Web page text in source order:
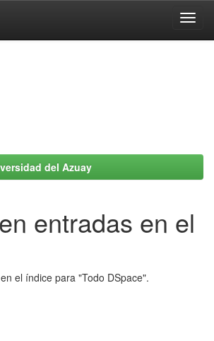
del Azuay
entradas en el
el índice para "Todo DSpace".